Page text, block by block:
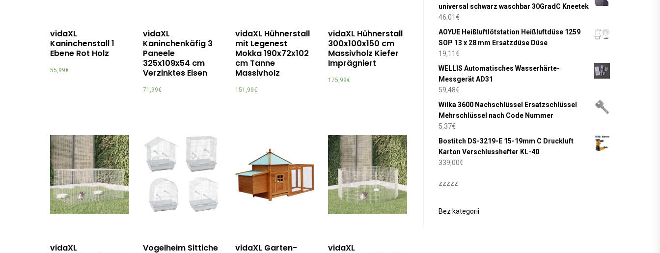
vidaXL
Kaninchenstall 1
Ebene Rot Holz
55,99€
vidaXL
Kaninchenkäfig 3
Paneele
325x109x54 cm
Verzinktes Eisen
71,99€
vidaXL Hühnerstall
mit Legenest
Mokka 190x72x102
cm Tanne
Massivholz
151,99€
vidaXL Hühnerstall
300x100x150 cm
Massivholz Kiefer
Imprägniert
175,99€
vidaXL
Vogelheim Sittiche
vidaXL Garten-
vidaXL
universal schwarz waschbar 30GradC Kneetek
46,01 €
AOYUE Heißluftlötstation Heißluftdüse 1259
SOP 13 x 28 mm Ersatzdüse Düse
19,11 €
WELLIS Automatisches Wasserhärte-
Messgerät AD31
59,48€
Wilka 3600 Nachschlüssel Ersatzschlüssel
Mehrschlüssel nach Code Nummer
5,37€
Bostitch DS-3219-E 15-19mm C Druckluft
Karton Verschlusshefter KL-40
339,00€
zzzzz
Bez kategorii